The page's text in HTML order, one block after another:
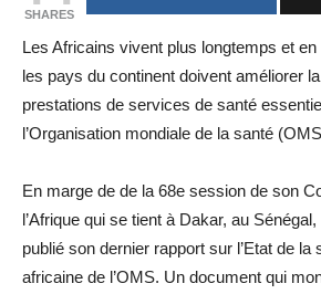
SHARES
Les Africains vivent plus longtemps et
les pays du continent doivent améliorer
prestations de services de santé
l’Organisation mondiale de la santé
En marge de de la 68e session de son
l’Afrique qui se tient à Dakar, au
publié son dernier rapport sur l’Etat de la
africaine de l’OMS. Un document qui